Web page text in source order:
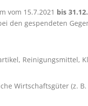
vom 15.7.2021 bis
den gespendeten
Reinigungsmittel,
Wirtschaftsgüter (z. B.